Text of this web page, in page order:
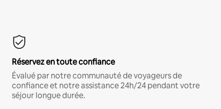
Réservez en toute confiance
Évalué par notre communauté de voyageurs de
confiance et notre assistance 24h/24 pendant votre
séjour longue durée.